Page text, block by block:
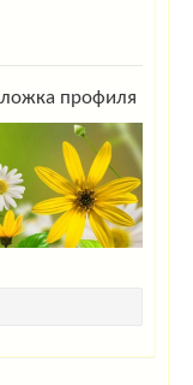
профиля